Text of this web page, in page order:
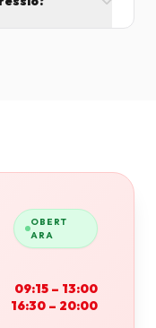
OBERT
ARA
09:15 – 13:00
16:30 – 20:00